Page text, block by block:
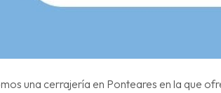
una cerrajería en Ponteares en la que